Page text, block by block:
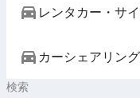
レンタカー・サ
カーシェアリング
検索